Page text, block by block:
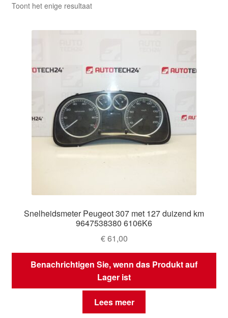
Toont het enige resultaat
Snelheidsmeter Peugeot 307 met 127 duizend km
9647538380 6106K6
€61,00
Benachrichtigen Sie, wenn das Produkt auf
Lager ist
Lees meer